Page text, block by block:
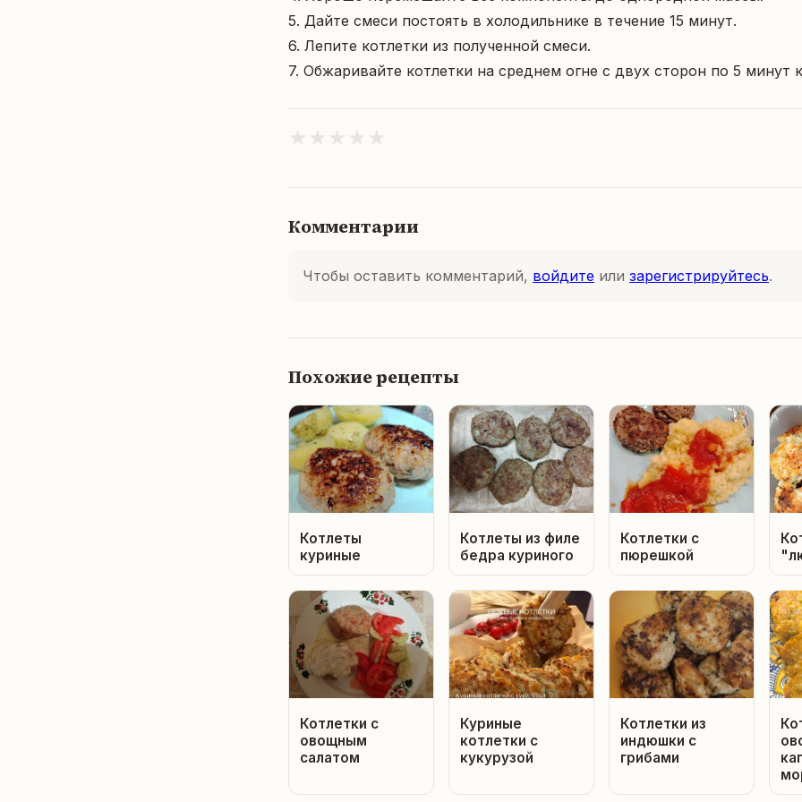
5. Дайте смеси постоять в холодильнике в течение 15 минут.
6. Лепите котлетки из полученной смеси.
7. Обжаривайте котлетки на среднем огне с двух сторон по 5 минут
★ ★ ★ ★ ★
Комментарии
Чтобы оставить комментарий, войдите или зарегистрируйтесь.
Похожие рецепты
Котлеты
куриные
Котлеты из филе
бедра куриного
Котлетки с
пюрешкой
Котлетки с
овощным
салатом
Куриные
котлетки с
кукурузой
Котлетки из
индюшки с
грибами